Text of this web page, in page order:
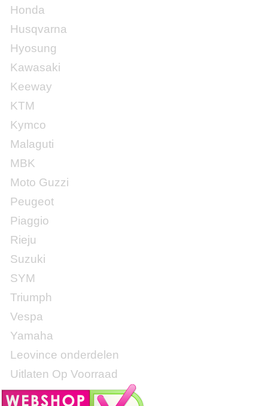
Honda
Husqvarna
Hyosung
Kawasaki
Keeway
KTM
Kymco
Malaguti
MBK
Moto Guzzi
Peugeot
Piaggio
Rieju
Suzuki
SYM
Triumph
Vespa
Yamaha
Leovince onderdelen
Uitlaten Op Voorraad